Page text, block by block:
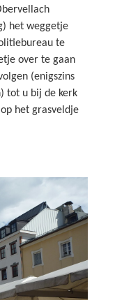
het weggetje
te
over te gaan
(enigszins
tot u bij de kerk
het grasveldje